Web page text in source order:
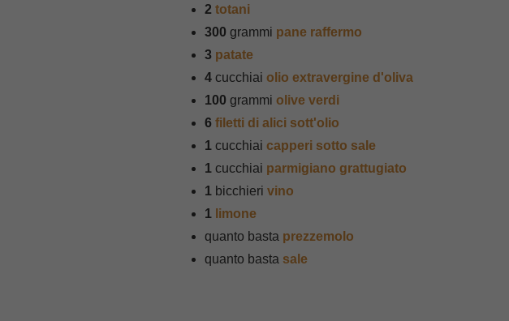
2 totani
300 grammi pane raffermo
3 patate
4 cucchiai olio extravergine d'oliva
100 grammi olive verdi
6 filetti di alici sott'olio
1 cucchiai capperi sotto sale
1 cucchiai parmigiano grattugiato
1 bicchieri vino
1 limone
quanto basta prezzemolo
quanto basta sale